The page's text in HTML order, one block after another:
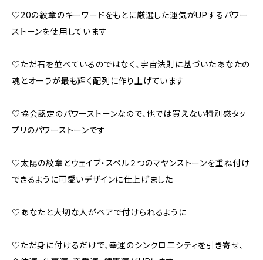
♡20の紋章のキーワードをもとに厳選した運気がUPするパワー
ストーンを使用しています
♡ただ石を並べているのではなく、宇宙法則に基づいたあなたの
魂とオーラが最も輝く配列に作り上げています
♡協会認定のパワーストーンなので、他では買えない特別感タッ
プリのパワーストーンです
♡太陽の紋章とウェイブ・スペル２つのマヤンストーンを重ね付け
できるように可愛いデザインに仕上げました
♡あなたと大切な人がペアで付けられるように
♡ただ身に付けるだけで、幸運のシンクロ二シティを引き寄せ、